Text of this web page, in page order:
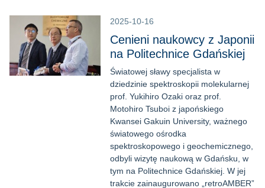
2025-10-16
Cenieni naukowcy z Japonii
na Politechnice Gdańskiej
Światowej sławy specjalista w
dziedzinie spektroskopii molekularnej
prof. Yukihiro Ozaki oraz prof.
Motohiro Tsuboi z japońskiego
Kwansei Gakuin University, ważnego
światowego ośrodka
spektroskopowego i geochemicznego,
odbyli wizytę naukową w Gdańsku, w
tym na Politechnice Gdańskiej. W jej
trakcie zainaugurowano „retroAMBER”